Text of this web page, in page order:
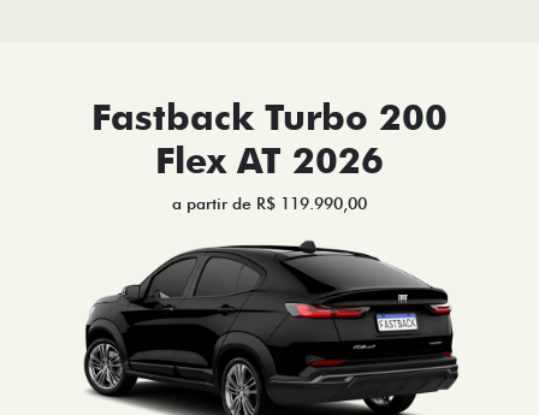
Fastback Turbo 200
Flex AT 2026
a partir de R$ 119.990,00